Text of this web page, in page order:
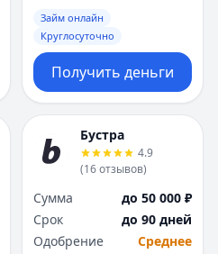
Займ онлайн
Круглосуточно
Получить деньги
Бустра
4.9
(16отзывов)
Сумма
до 50 000 ₽
Срок
до 90 дней
Одобрение
Среднее